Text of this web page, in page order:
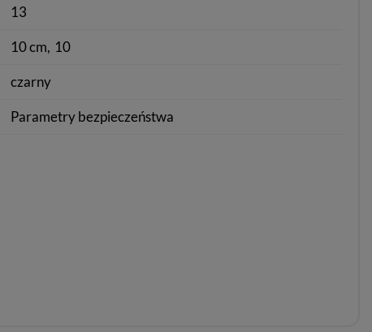
13
10 cm 10
czarny
Parametry bezpieczeństwa